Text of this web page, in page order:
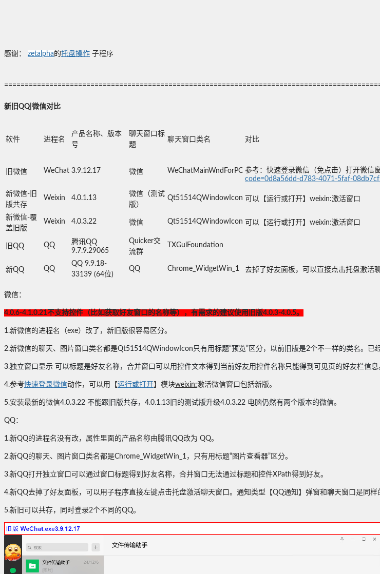
感谢： zetalpha的托盘操作 子程序
新旧QQ|微信对比
软件 进程名
产品名称、版本
号
聊天窗口标
题
聊天窗口类名 对比
旧微信 WeChat 3.9.12.17 微信 WeChatMainWndForPC 参考：快速登录微信（免点击）打开微信
code=0d8a56dd-d783-4071-5faf-
新微信-旧
版共存
Weixin 4.0.1.13
微信（测试
版）
Qt51514QWindowIcon 可以【运行或打开】weixin:激活窗口
新微信-覆
盖旧版
Weixin 4.0.3.22 微信 Qt51514QWindowIcon 可以【运行或打开】weixin:激活窗口
旧QQ QQ
腾讯QQ
9.7.9.29065
Quicker交
流群
TXGuiFoundation
新QQ QQ
QQ 9.9.18-
33139 (64位)
QQ Chrome_WidgetWin_1 去掉了好友面板，可以直接点击托盘激活
微信：
4.0.6-4.1.0.21不支持控件（比如获取好友窗口的名称等），有需求的建议使用旧版4.0.3-4.0.5。
1.新微信的进程名（exe）改了，新旧版很容易区分。
2.新微信的聊天、图片窗口类名都是Qt51514QWindowIcon只有用标题“预览”区分，以前旧版是2个不一样的类名。已
3.独立窗口显示 可以标题是好友名称，合并窗口可以用控件文本得到当前好友用控件名称只能得到可见页的好友栏信息
4.参考快速登录微信动作，可以用【运行或打开】模块weixin:激活微信窗口包括新版。
5.安装最新的微信4.0.3.22 不能跟旧版共存，4.0.1.13旧的测试版升级4.0.3.22 电脑仍然有两个版本的微信。
QQ：
1.新QQ的进程名没有改，属性里面的产品名称由腾讯QQ改为 QQ。
2.新QQ的聊天、图片窗口类名都是Chrome_WidgetWin_1，只有用标题“图片查看器”区分。
3.新QQ打开独立窗口可以通过窗口标题得到好友名称，合并窗口无法通过标题和控件XPath得到好友。
4.新QQ去掉了好友面板，可以用子程序直接左键点击托盘激活聊天窗口。 通知类型【QQ通知】弹窗和聊天窗口是同样
5.新旧可以共存，同时登录2个不同的QQ。